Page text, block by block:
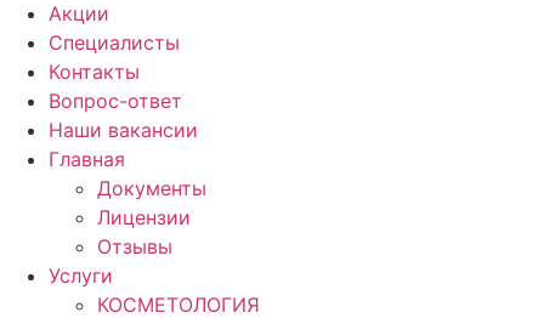
Акции
Специалисты
Контакты
Вопрос-ответ
Наши вакансии
Главная
Документы
Лицензии
Отзывы
Услуги
КОСМЕТОЛОГИЯ